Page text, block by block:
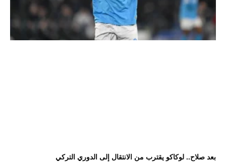
بعد صلاح.. لوكاكو يقترب من الانتقال إلى الدوري التركي